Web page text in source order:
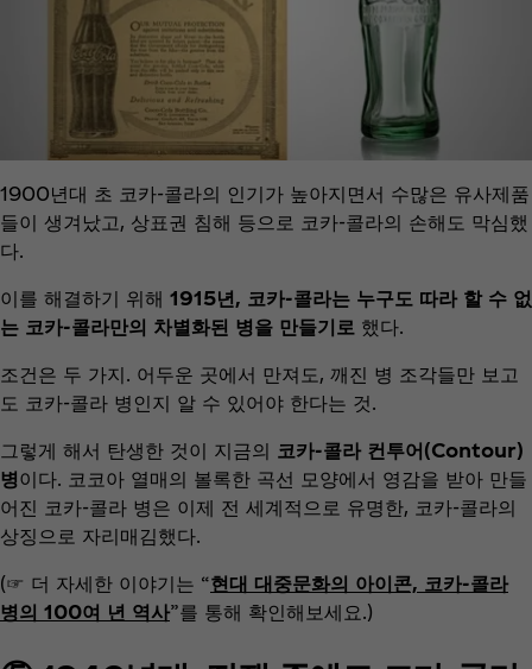
1900년대 초 코카-콜라의 인기가 높아지면서 수많은 유사제품
들이 생겨났고, 상표권 침해 등으로 코카-콜라의 손해도 막심했
다.
이를 해결하기 위해 1915년, 코카-콜라는 누구도 따라 할 수 없
는 코카-콜라만의 차별화된 병을 만들기로 했다.
조건은 두 가지. 어두운 곳에서 만져도, 깨진 병 조각들만 보고
도 코카-콜라 병인지 알 수 있어야 한다는 것.
그렇게 해서 탄생한 것이 지금의 코카-콜라 컨투어(Contour)
병이다. 코코아 열매의 볼록한 곡선 모양에서 영감을 받아 만들
어진 코카-콜라 병은 이제 전 세계적으로 유명한, 코카-콜라의
상징으로 자리매김했다.
(☞ 더 자세한 이야기는 “현대 대중문화의 아이콘, 코카-콜라
병의 100여 년 역사”를 통해 확인해보세요.)